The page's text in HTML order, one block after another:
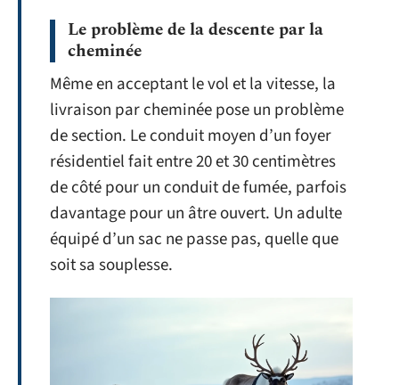
Le problème de la descente par la
cheminée
Même en acceptant le vol et la vitesse, la
livraison par cheminée pose un problème
de section. Le conduit moyen d’un foyer
résidentiel fait entre 20 et 30 centimètres
de côté pour un conduit de fumée, parfois
davantage pour un âtre ouvert. Un adulte
équipé d’un sac ne passe pas, quelle que
soit sa souplesse.